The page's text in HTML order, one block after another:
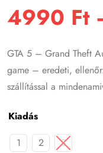
4990 Ft
GTA 5 – Grand Theft
game – eredeti,
szállítással a
Kiadás
1
2 3